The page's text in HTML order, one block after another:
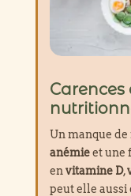
Carences
Un manque
anémieet une
en vitamine D,
peut elle aussi